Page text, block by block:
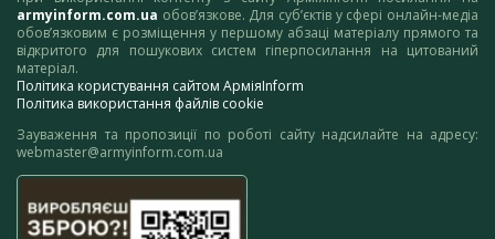
armyinform.com.ua обов’язкове. Для суб’єктів у сфері онлайн-медіа
обов’язковим є розміщення у першому абзаці матеріалу прямого та
відкритого для пошукових систем гіперпосилання на цитований
матеріал.
Політика користування сайтом АрміяInform
Політика використання файлів cookie
Зауваження та пропозиції по роботі сайту надсилайте на адресу:
webmaster@armyinform.com.ua